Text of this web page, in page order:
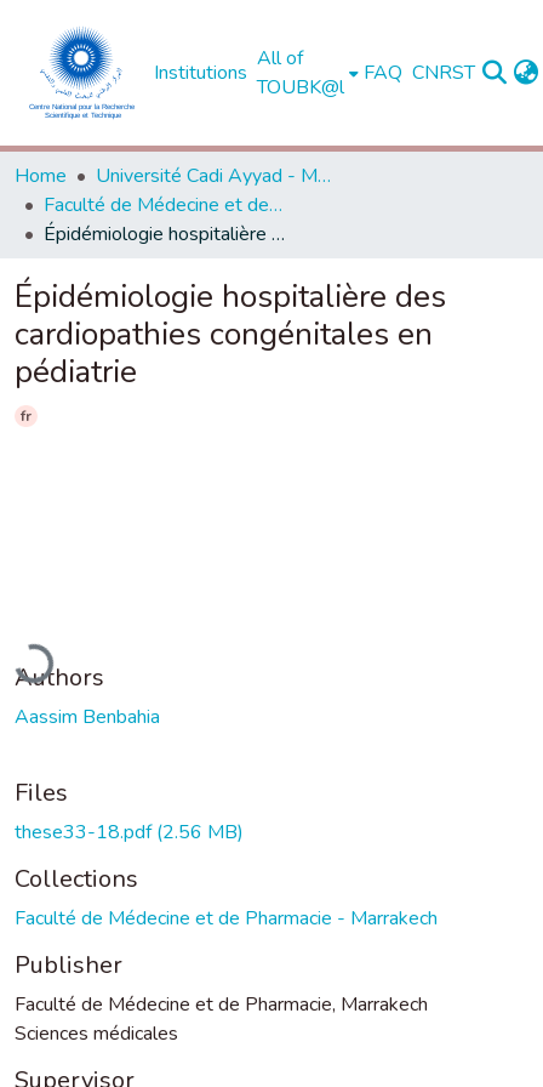
Institutions
All of
TOUBK@l
FAQ CNRST
Home
Université Cadi Ayyad - Marrakech
Faculté de Médecine et de Pharmacie - Marrakech
Épidémiologie hospitalière des cardiopathies congénitales en pédiatrie
Épidémiologie hospitalière des
cardiopathies congénitales en
pédiatrie
fr
Authors
Aassim Benbahia
Files
these33-18.pdf(2.56 MB)
Collections
Faculté de Médecine et de Pharmacie - Marrakech
Publisher
Faculté de Médecine et de Pharmacie, Marrakech
Sciences médicales
Supervisor